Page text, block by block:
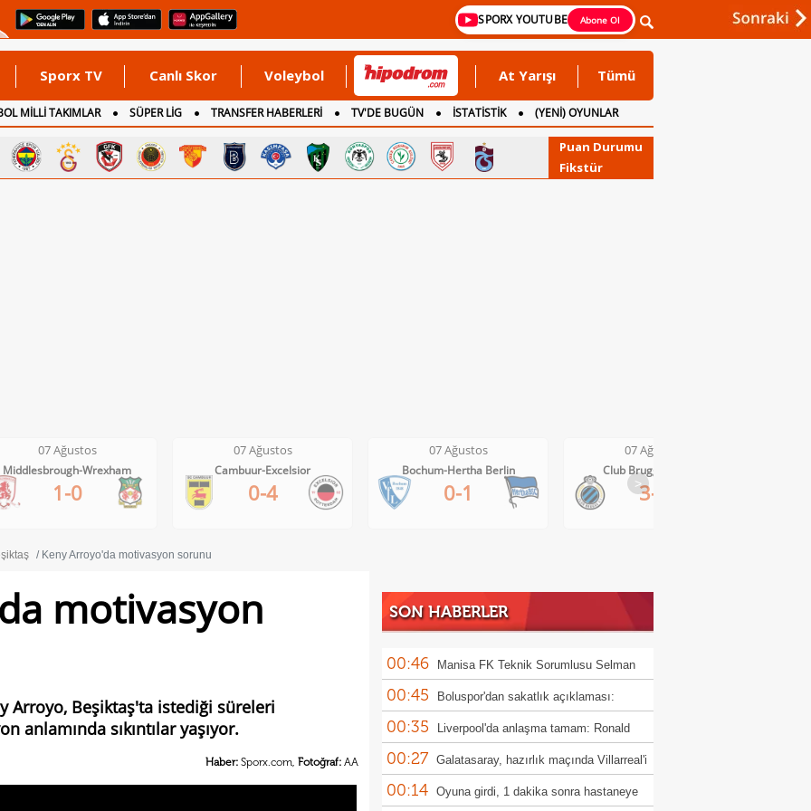
SPORX YOUTUBE Abone Ol
Sporx TV Canlı Skor Voleybol At Yarışı Tümü
MİLLİ TAKIMLAR SÜPER LİG TRANSFER HABERLERİ TV'DE BUGÜN İSTATİSTİK
(YENİ) OYUNLAR
Puan Durumu
Fikstür
07 Ağustos
Middlesbrough-Wrexham
1-0
07 Ağustos
Cambuur-Excelsior
0-4
07 Ağustos
Bochum-Hertha Berlin
0-1
07 Ağustos
Club Brugge-Kortrijk
3-0
>
Keny Arroyo'da motivasyon sorunu
motivasyon
Arroyo, Beşiktaş'ta istediği süreleri
anlamında sıkıntılar yaşıyor.
Haber: Sporx.com, Fotoğraf: AA
SON HABERLER
00:46 Manisa FK Teknik Sorumlusu Selman
Coşkun'dan galibiyet yorumu
00:45 Boluspor'dan sakatlık açıklaması:
"Fibula kemiği kırıldı"
00:35 Liverpool'da anlaşma tamam: Ronald
Araujo
00:27 Galatasaray, hazırlık maçında Villarreal'i
konuk edecek
00:14 Oyuna girdi, 1 dakika sonra hastaneye